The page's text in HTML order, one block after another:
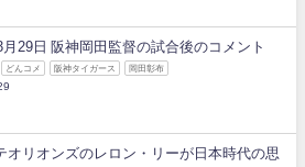
月29日 阪神岡田監督の試合後のコメント
どんコメ 阪神タイガース 岡田彰布
オリオンズのレロン・リーが日本時代の思